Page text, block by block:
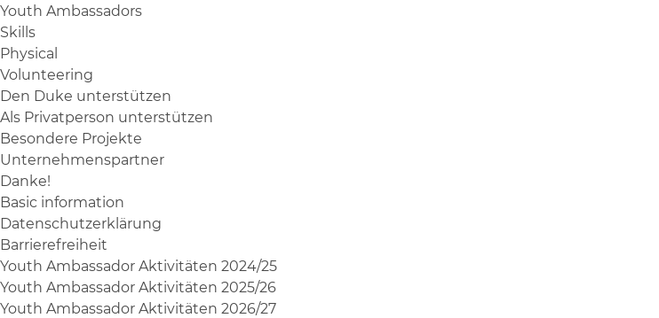
Youth Ambassadors
Skills
Physical
Volunteering
Den Duke unterstützen
Als Privatperson unterstützen
Besondere Projekte
Unternehmenspartner
Danke!
Basic information
Datenschutzerklärung
Barrierefreiheit
Youth Ambassador Aktivitäten 2024/25
Youth Ambassador Aktivitäten 2025/26
Youth Ambassador Aktivitäten 2026/27